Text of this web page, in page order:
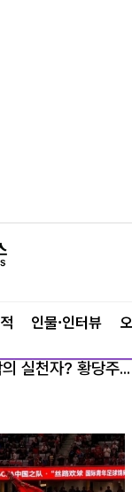
인물·인터뷰
중국공산당은 악의 모체? 조선족간부는 악의 실천자? 황당주장